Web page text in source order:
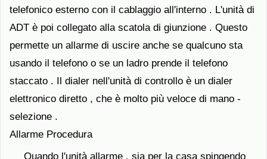
telefonico esterno con il cablaggio all'interno . L'unità di
ADT è poi collegato alla scatola di giunzione . Questo
permette un allarme di uscire anche se qualcuno sta
usando il telefono o se un ladro prende il telefono
staccato . Il dialer nell'unità di controllo è un dialer
elettronico diretto , che è molto più veloce di mano -
selezione .
Allarme Procedura
Quando l'unità allarme , sia per la casa spingendo